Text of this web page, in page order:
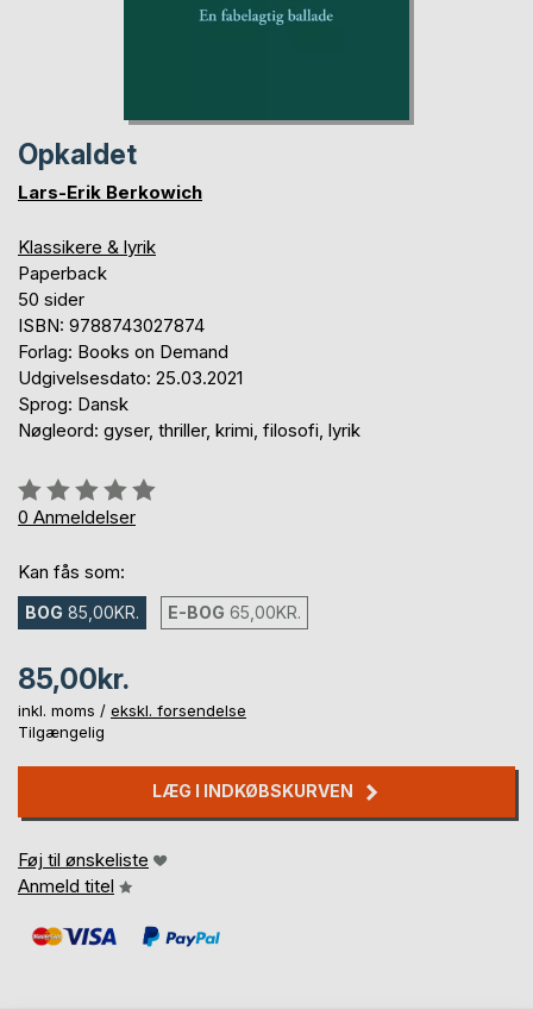
Opkaldet
Lars-Erik Berkowich
Klassikere & lyrik
Paperback
50 sider
ISBN: 9788743027874
Forlag: Books on Demand
Udgivelsesdato: 25.03.2021
Sprog: Dansk
Nøgleord: gyser, thriller, krimi, filosofi, lyrik
Anmeldelse::
0%
0 Anmeldelser
Kan fås som:
BOG 85,00KR. E-BOG 65,00KR.
85,00kr.
inkl. moms / ekskl. forsendelse
Tilgængelig
LÆG I INDKØBSKURVEN
Føj til ønskeliste
Anmeld titel